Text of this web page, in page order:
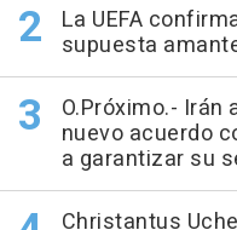
La UEFA
supuesta
O.Próximo.- Irán
nuevo acuerdo
a garantizar su
Christantus